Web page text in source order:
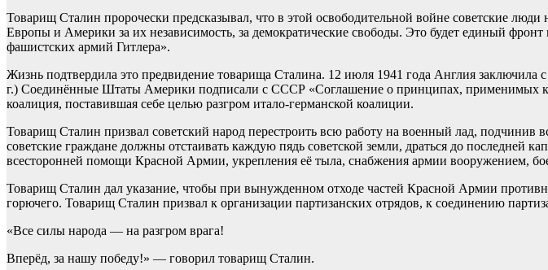
Товарищ Сталин пророчески предсказывал, что в этой освободительной войне советские
Европы и Америки за их независимость, за демократические свободы. Это будет единый
фашистских армий Гитлера».
Жизнь подтвердила это предвидение товарища Сталина. 12 июля 1941 года Англия
г.) Соединённые Штаты Америки подписали с СССР «Соглашение о принципах, применимых к
коалиция, поставившая себе целью разгром итало-германской коалиции.
Товарищ Сталин призвал советский народ перестроить всю работу на военный лад, подчинив
советские граждане должны отстаивать каждую пядь советской земли, драться до последней
всесторонней помощи Красной Армии, укрепления её тыла, снабжения армии вооружением,
Товарищ Сталин дал указание, чтобы при вынужденном отходе частей Красной Армии
горючего. Товарищ Сталин призвал к организации партизанских отрядов, к соединению
«Все силы народа — на разгром врага!
Вперёд, за нашу победу!» — говорил товарищ Сталин.